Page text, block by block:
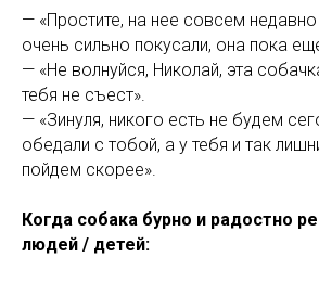
— «Простите, на нее совсем
очень сильно покусали, она пока
— «Не волнуйся, Николай, эта
тебя не съест».
— «Зинуля, никого есть не будем
обедали с тобой, а у тебя и так
пойдем скорее».
Когда собака бурно и радостно
людей / детей: